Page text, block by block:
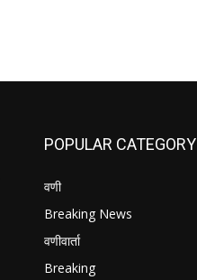
POPULAR CATEGORY
वणी
Breaking News
वणीवार्ता
Breaking